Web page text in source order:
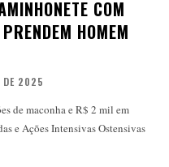
COM
HOMEM
DE 2025
de maconha e R$ 2 mil em